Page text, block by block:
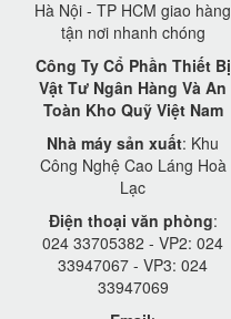
Hà Nội - TP HCM giao hàng
tận nơi nhanh chóng
Công Ty Cổ Phần Thiết Bị
Vật Tư Ngân Hàng Và An
Toàn Kho Quỹ Việt Nam
Nhà máy sản xuất: Khu
Công Nghệ Cao Láng Hoà
Lạc
Điện thoại văn phòng:
024 33705382 - VP2: 024
33947067 - VP3: 024
33947069